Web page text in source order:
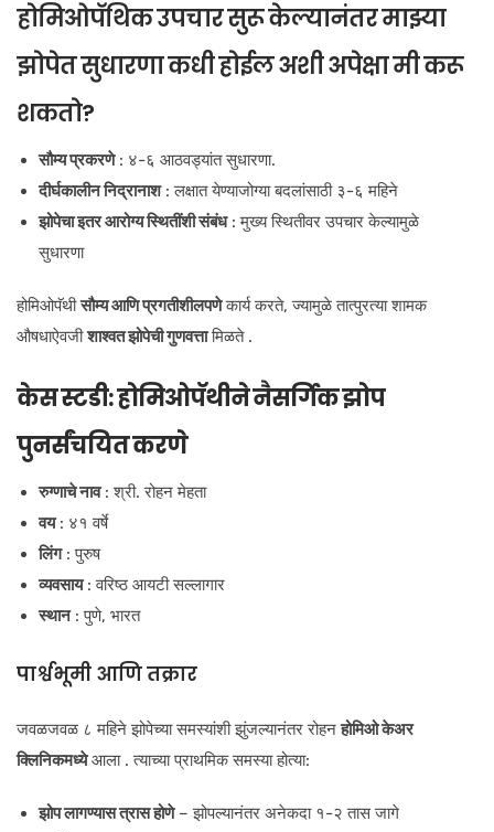
होमिओपॅथिक उपचार सुरू केल्यानंतर माझ्या
झोपेत सुधारणा कधी होईल अशी अपेक्षा मी करू
शकतो?
सौम्य प्रकरणे: ४-६ आठवड्यांत सुधारणा.
दीर्घकालीन निद्रानाश: लक्षात येण्याजोग्या बदलांसाठी ३-६ महिने
झोपेचा इतर आरोग्य स्थितींशी संबंध: मुख्य स्थितीवर उपचार केल्यामुळे
सुधारणा
होमिओपॅथीसौम्य आणि प्रगतीशीलपणेकार्य करते, ज्यामुळे तात्पुरत्या शामक
औषधाऐवजीशाश्वत झोपेची गुणवत्तामिळते .
केस स्टडी: होमिओपॅथीने नैसर्गिक झोप
पुनर्संचयित करणे
रुग्णाचे नाव: श्री. रोहन मेहता
वय: ४१ वर्षे
लिंग: पुरुष
व्यवसाय: वरिष्ठ आयटी सल्लागार
स्थान: पुणे, भारत
पार्श्वभूमी आणि तक्रार
जवळजवळ ८ महिने झोपेच्या समस्यांशी झुंजल्यानंतर रोहनहोमिओ केअर
क्लिनिकमध्येआला . त्याच्या प्राथमिक समस्या होत्या:
झोप लागण्यास त्रास होणे– झोपल्यानंतर अनेकदा १-२ तास जागे